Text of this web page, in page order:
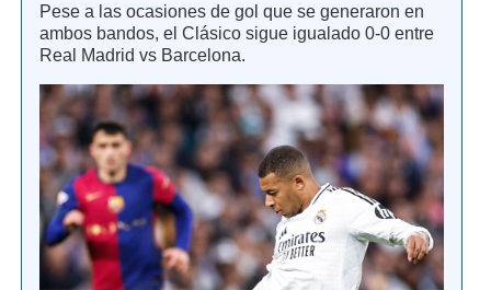
Pese a las ocasiones de gol que se generaron en
ambos bandos, el Clásico sigue igualado 0-0 entre
Real Madrid vs Barcelona.